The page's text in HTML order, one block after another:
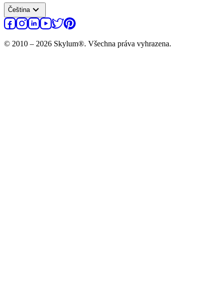
Češtinaexpand_more
© 2010 – 2026 Skylum®. Všechna práva vyhrazena.